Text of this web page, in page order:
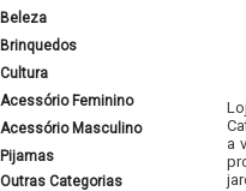
Beleza
Brinquedos
Cultura
Acessório Feminino
Acessório Masculino
Pijamas
Outras Categorias
a